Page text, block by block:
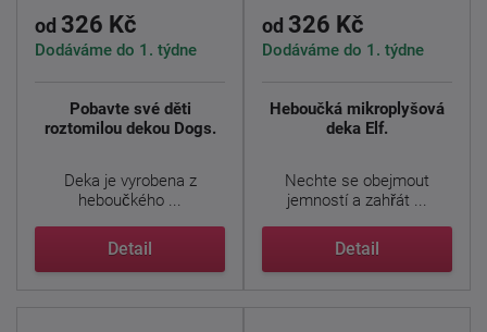
od 326 Kč
Dodáváme do 1. týdne
Pobavte své děti
roztomilou dekou Dogs.
Deka je vyrobena z
heboučkého ...
Detail
od 326 Kč
Dodáváme do 1. týdne
Heboučká mikroplyšová
deka Elf.
Nechte se obejmout
jemností a zahřát ...
Detail